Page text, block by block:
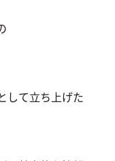
して立ち上げた